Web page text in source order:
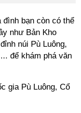
đình bạn còn có thể
như Bản Kho
núi Pù Luông,
để khám phá văn
gia Pù Luông, Cổ